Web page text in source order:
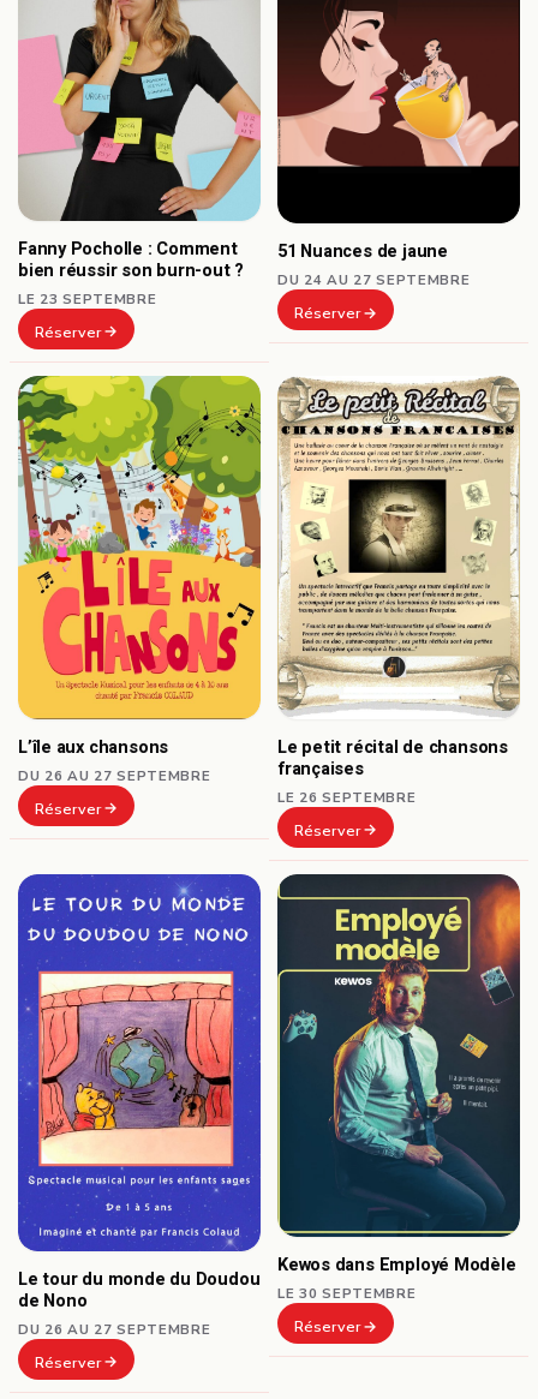
Fanny Pocholle : Comment
bien réussir son burn-out ?
LE 23 SEPTEMBRE
Réserver
51 Nuances de jaune
DU 24 AU 27 SEPTEMBRE
Réserver
L’île aux chansons
DU 26 AU 27 SEPTEMBRE
Réserver
Le petit récital de chansons
françaises
LE 26 SEPTEMBRE
Réserver
Le tour du monde du Doudou
de Nono
DU 26 AU 27 SEPTEMBRE
Réserver
Kewos dans Employé Modèle
LE 30 SEPTEMBRE
Réserver